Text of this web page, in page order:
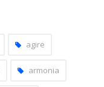
agire
armonia